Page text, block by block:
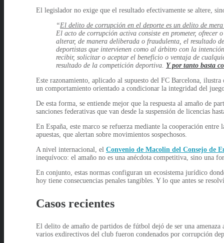
El legislador no exige que el resultado efectivamente se altere,
“El delito de corrupción en el deporte es un delito de
El acto de corrupción activa consiste en prometer,
alterar, de manera deliberada o fraudulenta, el resultado
deportistas que intervienen como al árbitro con la
recibir, solicitar o aceptar el beneficio o ventaja de
resultado de la competición deportiva. Y por tanto basta
Este razonamiento, aplicado al supuesto del FC Barcelona,
un comportamiento orientado a condicionar la integridad del
De esta forma, se entiende mejor que la respuesta al amaño de
sanciones federativas que van desde la suspensión de licencias
En España, este marco se refuerza mediante la cooperación
apuestas, que alertan sobre movimientos sospechosos.
A nivel internacional, el Convenio de Macolin del Consejo de
inequívoco: el amaño no es una anécdota competitiva, sino una
En conjunto, estas normas configuran un ecosistema jurídico
hoy tiene consecuencias penales tangibles. Y lo que antes se
Casos recientes
El delito de amaño de partidos de fútbol dejó de ser una
varios exdirectivos del club fueron condenados por corrupción